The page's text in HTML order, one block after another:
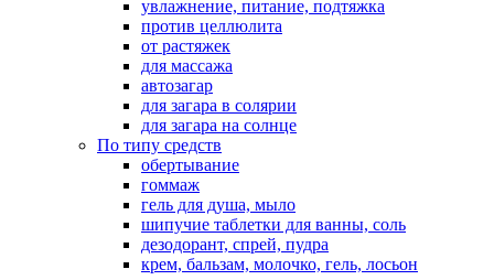
увлажнение, питание, подтяжка
против целлюлита
от растяжек
для массажа
автозагар
для загара в солярии
для загара на солнце
По типу средств
обертывание
гоммаж
гель для душа, мыло
шипучие таблетки для ванны, соль
дезодорант, спрей, пудра
крем, бальзам, молочко, гель, лосьон